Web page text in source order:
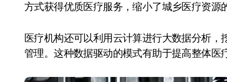
方式获得优质医疗服务，缩小了城乡医疗资源
医疗机构还可以利用云计算进行大数据分析
管理。这种数据驱动的模式有助于提高整体医